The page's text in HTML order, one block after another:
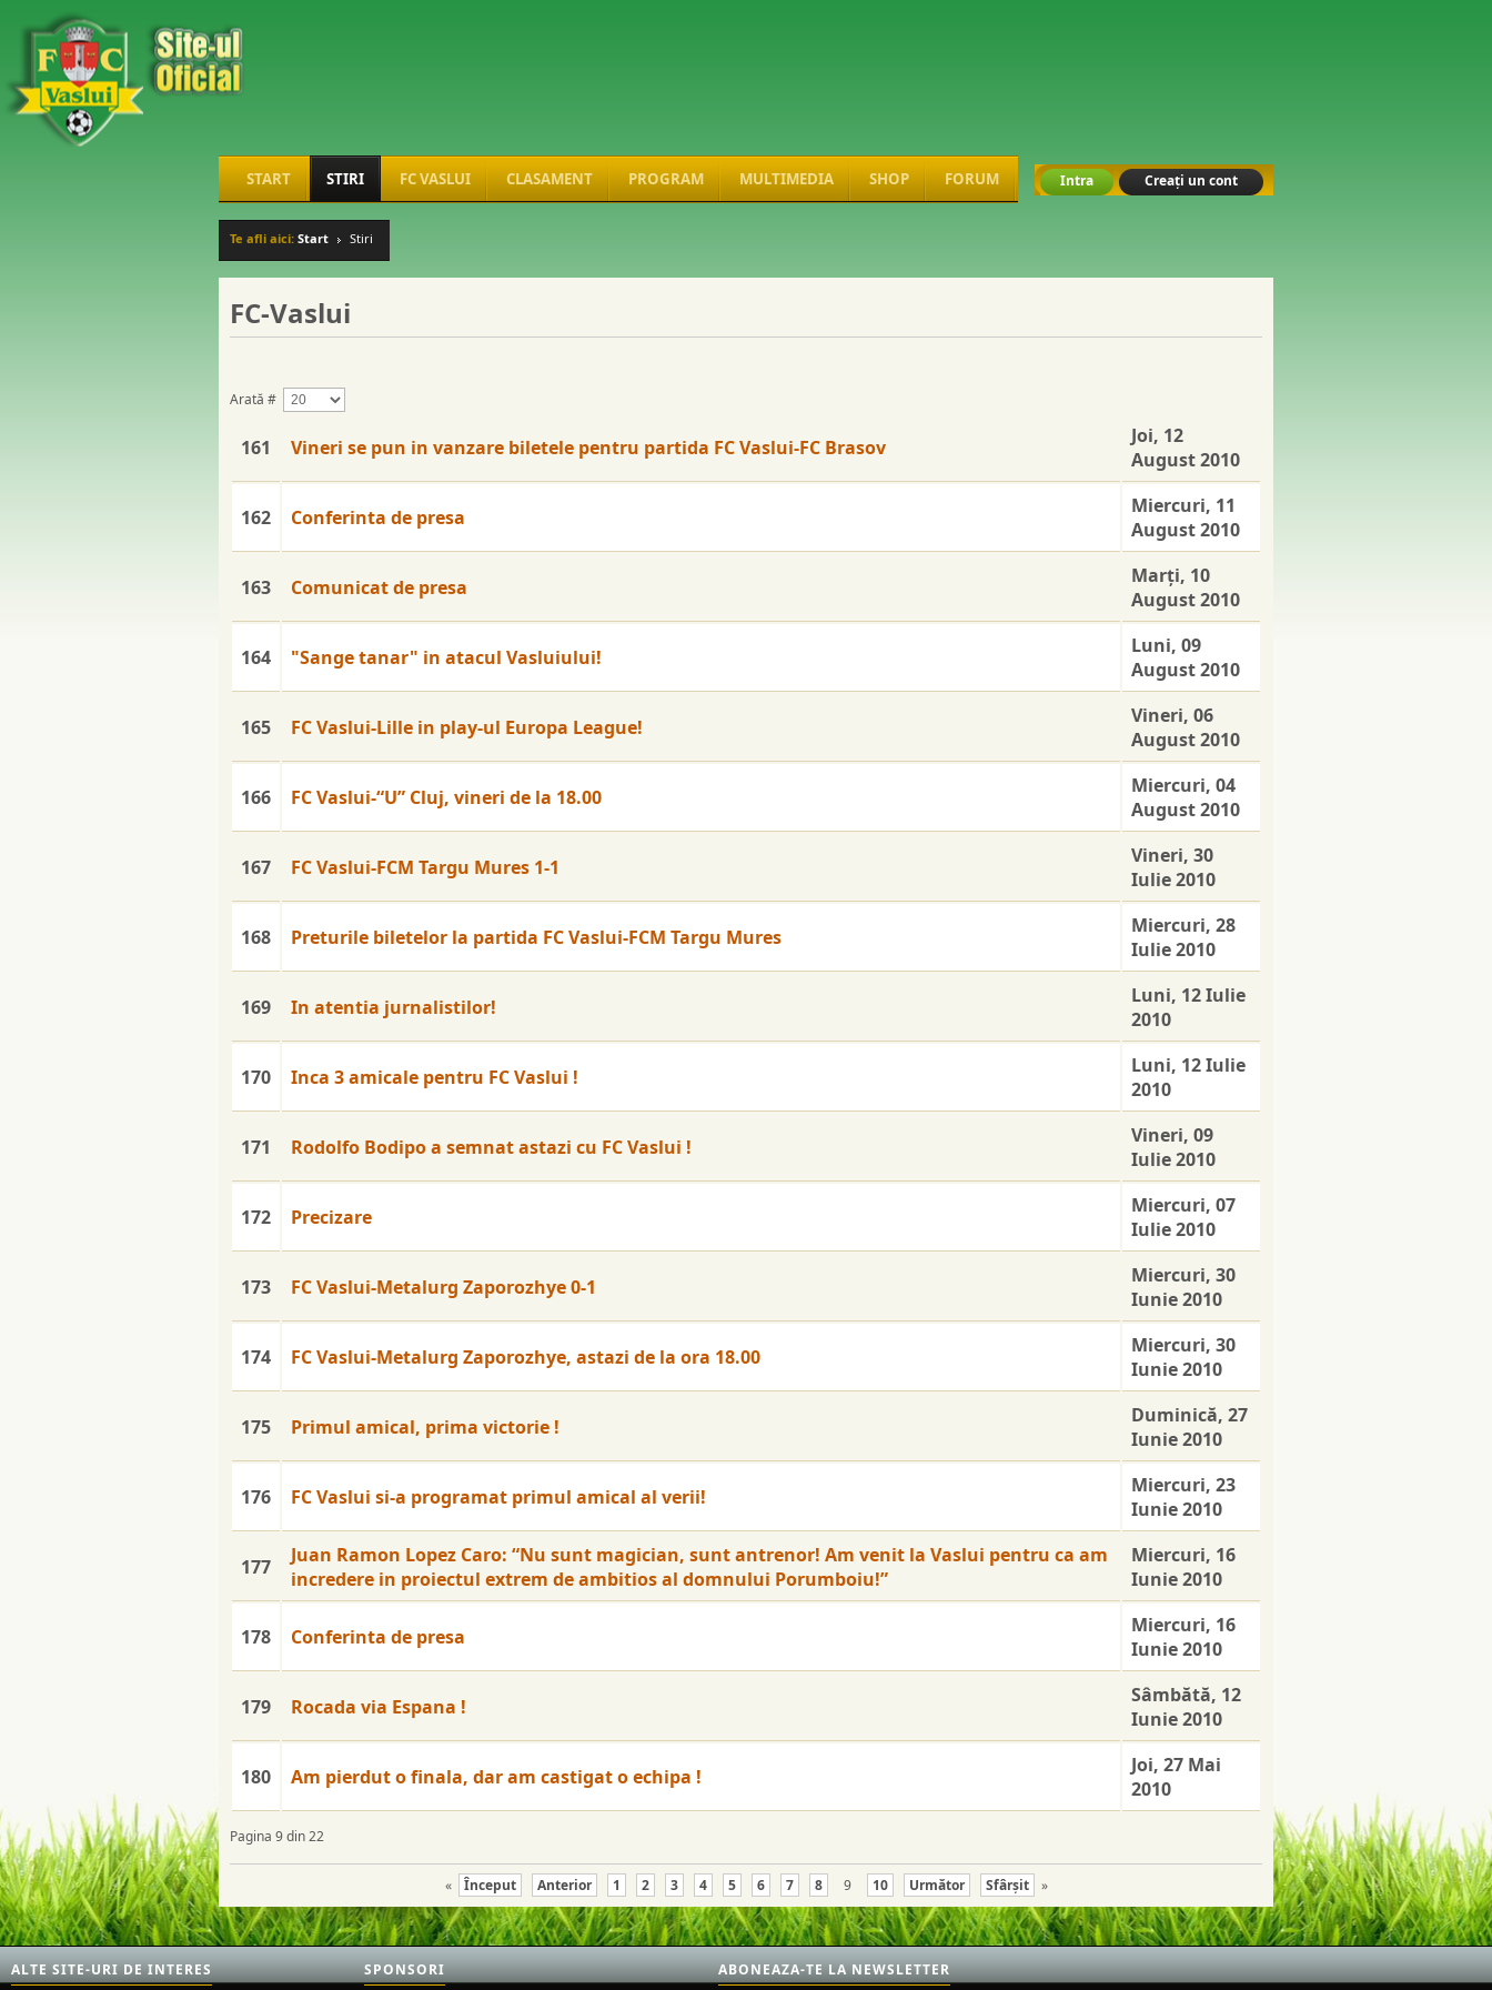
START STIRI FC VASLUI CLASAMENT PROGRAM MULTIMEDIA SHOP FORUM Intra Creați un cont
Te afli aici: Start Stiri
FC-Vaslui
Arată #
161 Vineri se pun in vanzare biletele pentru partida FC Vaslui-FC Brasov
Joi, 12
August 2010
162 Conferinta de presa
Miercuri, 11
August 2010
163 Comunicat de presa
Marţi, 10
August 2010
164 "Sange tanar" in atacul Vasluiului!
Luni, 09
August 2010
165 FC Vaslui-Lille in play-ul Europa League!
Vineri, 06
August 2010
166 FC Vaslui-“U” Cluj, vineri de la 18.00
Miercuri, 04
August 2010
167 FC Vaslui-FCM Targu Mures 1-1
Vineri, 30
Iulie 2010
168 Preturile biletelor la partida FC Vaslui-FCM Targu Mures
Miercuri, 28
Iulie 2010
169 In atentia jurnalistilor!
Luni, 12 Iulie
2010
170 Inca 3 amicale pentru FC Vaslui !
Luni, 12 Iulie
2010
171 Rodolfo Bodipo a semnat astazi cu FC Vaslui !
Vineri, 09
Iulie 2010
172 Precizare
Miercuri, 07
Iulie 2010
173 FC Vaslui-Metalurg Zaporozhye 0-1
Miercuri, 30
Iunie 2010
174 FC Vaslui-Metalurg Zaporozhye, astazi de la ora 18.00
Miercuri, 30
Iunie 2010
175 Primul amical, prima victorie !
Duminică, 27
Iunie 2010
176 FC Vaslui si-a programat primul amical al verii!
Miercuri, 23
Iunie 2010
177
Juan Ramon Lopez Caro: “Nu sunt magician, sunt antrenor! Am venit la Vaslui pentru ca am
incredere in proiectul extrem de ambitios al domnului Porumboiu!”
Miercuri, 16
Iunie 2010
178 Conferinta de presa
Miercuri, 16
Iunie 2010
179 Rocada via Espana !
Sâmbătă, 12
Iunie 2010
180 Am pierdut o finala, dar am castigat o echipa !
Joi, 27 Mai
2010
Pagina 9 din 22
« Început Anterior 1 2 3 4 5 6 7 8 9 10 Următor Sfârşit »
ALTE SITE-URI DE INTERES SPONSORI ABONEAZA-TE LA NEWSLETTER